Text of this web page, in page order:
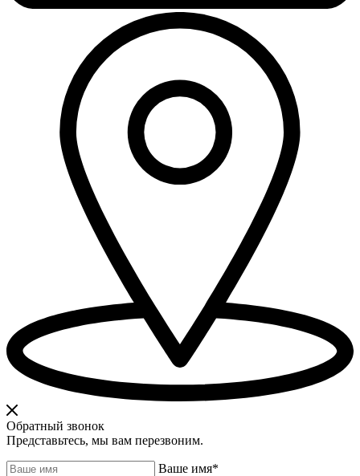
Обратный звонок
Представьтесь, мы вам перезвоним.
Ваше имя*